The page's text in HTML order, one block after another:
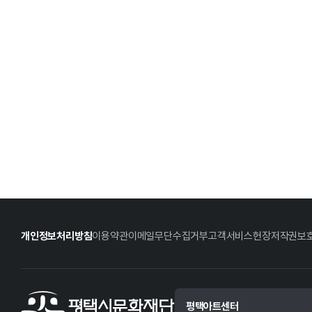
개인정보처리방침이용약관이메일무단수집거부고객서비스헌장저작권보
평택아트센터